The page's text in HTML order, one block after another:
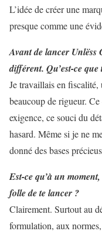
L’idée de créer une
presque comme une
Avant de lancer Unlëss
différent. Qu’est-ce
Je travaillais en fiscalité,
beaucoup de rigueur. Ce
exigence, ce souci du
hasard. Même si je ne
donné des bases
Est-ce qu’à un
folle de te lancer ?
Clairement. Surtout au
formulation, aux